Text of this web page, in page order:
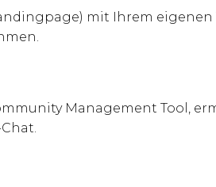
mit Ihrem
Management Tool,